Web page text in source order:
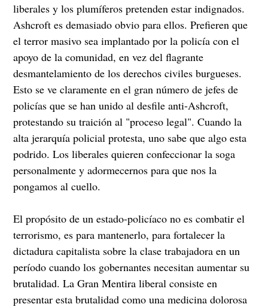
liberales y los plumíferos pretenden estar indignados.
Ashcroft es demasiado obvio para ellos. Prefieren que
el terror masivo sea implantado por la policía con el
apoyo de la comunidad, en vez del flagrante
desmantelamiento de los derechos civiles burgueses.
Esto se ve claramente en el gran número de jefes de
policías que se han unido al desfile anti-Ashcroft,
protestando su traición al "proceso legal". Cuando la
alta jerarquía policial protesta, uno sabe que algo esta
podrido. Los liberales quieren confeccionar la soga
personalmente y adormecernos para que nos la
pongamos al cuello.
El propósito de un estado-policíaco no es combatir el
terrorismo, es para mantenerlo, para fortalecer la
dictadura capitalista sobre la clase trabajadora en un
período cuando los gobernantes necesitan aumentar su
brutalidad. La Gran Mentira liberal consiste en
presentar esta brutalidad como una medicina dolorosa